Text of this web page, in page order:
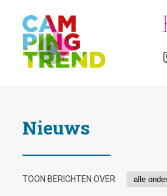
Nieuws
TOON BERICHTEN OVER